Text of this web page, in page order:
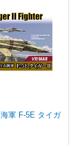
軍 F-5E タイガ